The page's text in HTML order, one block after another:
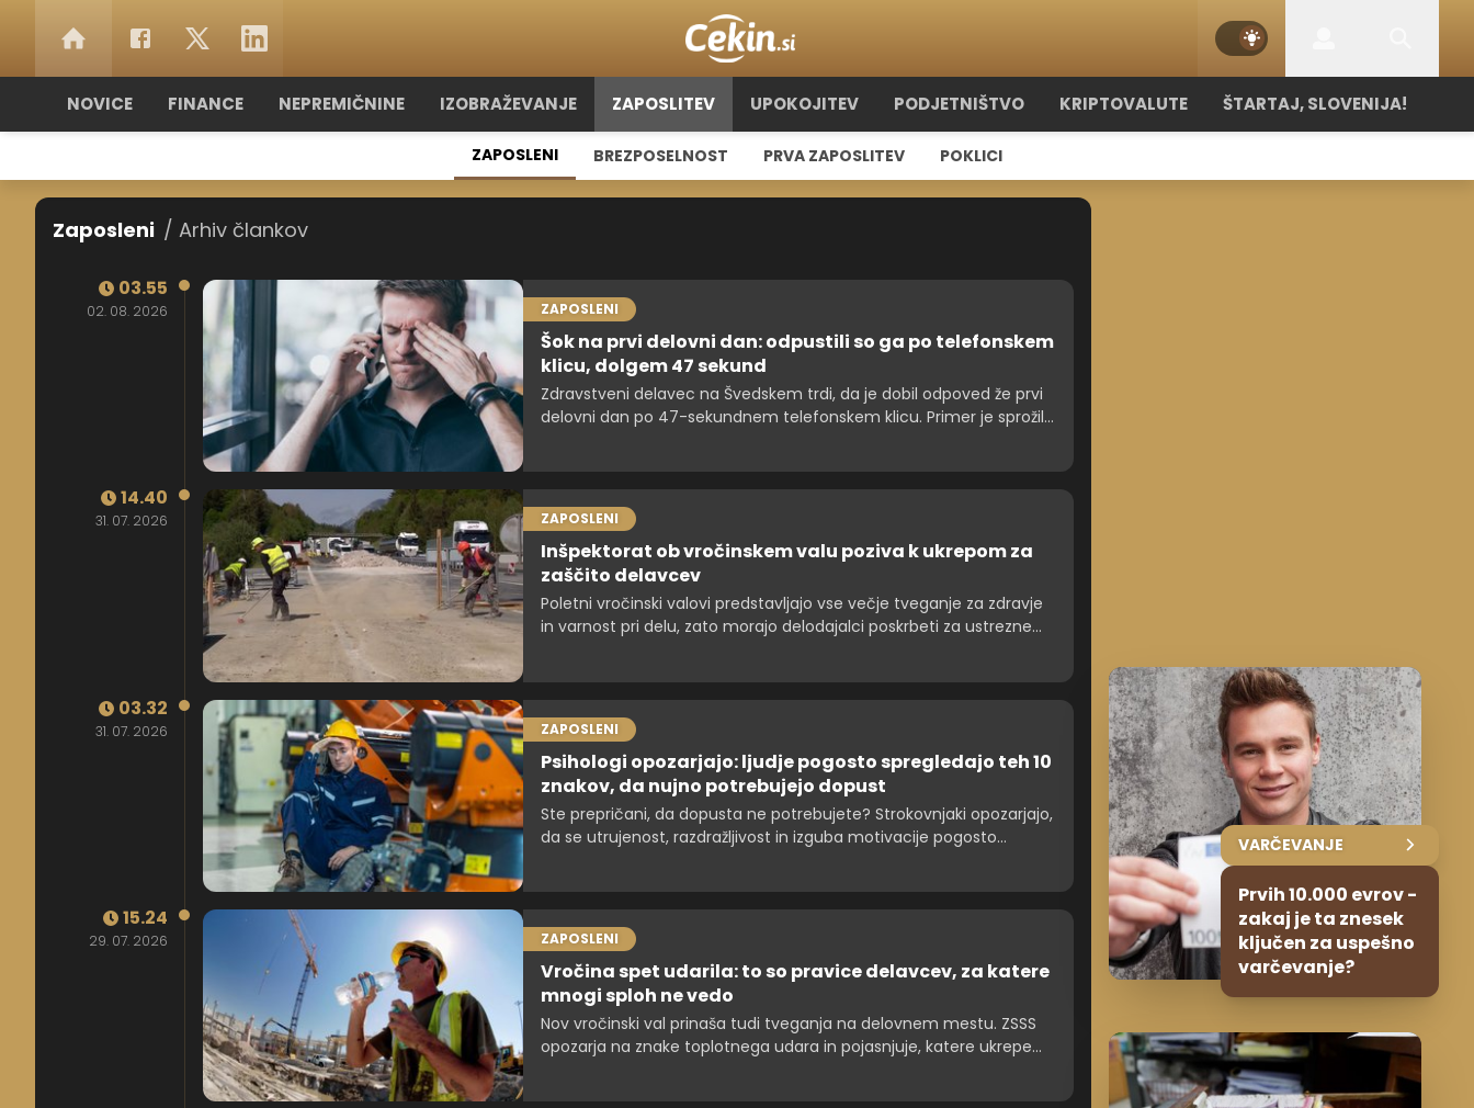
NOVICE FINANCE NEPREMIČNINE IZOBRAŽEVANJE ZAPOSLITEV UPOKOJITEV PODJETNIŠTVO KRIPTOVALUTE ŠTARTAJ, SLOVENIJA!
ZAPOSLENI BREZPOSELNOST PRVA ZAPOSLITEV POKLICI
Zaposleni / Arhiv člankov
03.55
02. 08. 2026 ZAPOSLENI
Šok na prvi delovni dan: odpustili so ga po telefonskem
klicu, dolgem 47 sekund
Zdravstveni delavec na Švedskem trdi, da je dobil odpoved že prvi
delovni dan po 47-sekundnem telefonskem klicu. Primer je sprožil
14.40
31. 07. 2026 ZAPOSLENI
Inšpektorat ob vročinskem valu poziva k ukrepom za
zaščito delavcev
Poletni vročinski valovi predstavljajo vse večje tveganje za zdravje
in varnost pri delu, zato morajo delodajalci poskrbeti za ustrezne
vročinskega vala, ne šele takrat, ko so temperature že visoke.
03.32
31. 07. 2026 ZAPOSLENI
Psihologi opozarjajo: ljudje pogosto spregledajo teh 10
znakov, da nujno potrebujejo dopust
Ste prepričani, da dopusta ne potrebujete? Strokovnjaki opozarjajo,
da se utrujenost, razdražljivost in izguba motivacije pogosto
15.24
29. 07. 2026 ZAPOSLENI
Vročina spet udarila: to so pravice delavcev, za katere
mnogi sploh ne vedo
Nov vročinski val prinaša tudi tveganja na delovnem mestu. ZSSS
opozarja na znake toplotnega udara in pojasnjuje, katere ukrepe
VARČEVANJE
Prvih 10.000 evrov -
zakaj je ta znesek
ključen za uspešno
varčevanje?